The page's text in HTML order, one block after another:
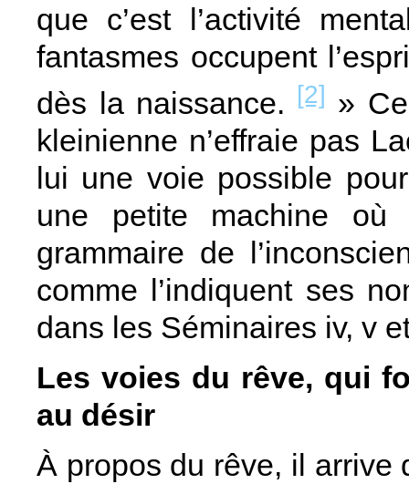
que c’est l’activité
fantasmes occupent
dès la naissance. [2] »
kleinienne n’effraie pas
lui une voie possible
une petite machine où
grammaire de
comme l’indiquent ses
dans les Séminaires iv, v
Les voies du rêve, qui
au désir
À propos du rêve, il arrive